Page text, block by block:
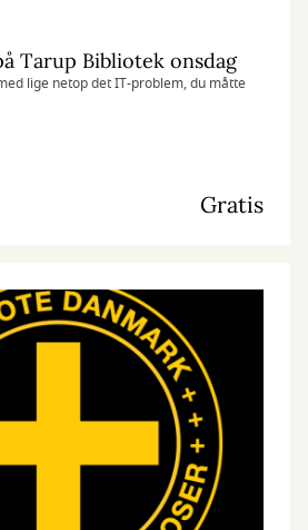
Tarup Bibliotek onsdag
lige netop det IT-problem, du måtte
Gratis